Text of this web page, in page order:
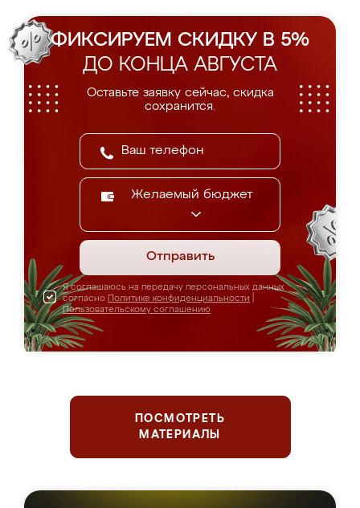
ФИКСИРУЕМ СКИДКУ В 5%
ДО КОНЦА АВГУСТА
Оставьте заявку сейчас, скидка
сохранится.
Желаемый бюджет
Отправить
Я соглашаюсь на передачу персональных данных
согласно Политике конфиденциальности
Пользовательскому соглашению
ПОСМОТРЕТЬ
МАТЕРИАЛЫ